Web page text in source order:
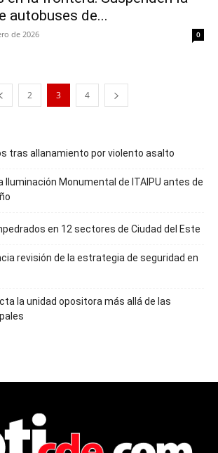
autobuses de...
de 2026 0
2 3 4
tras allanamiento por violento asalto
Iluminación Monumental de ITAIPU antes de
en 12 sectores de Ciudad del Este
revisión de la estrategia de seguridad en
la unidad opositora más allá de las